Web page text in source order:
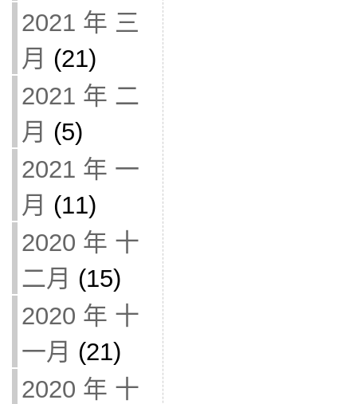
2021 年 三
月 (21)
2021 年 二
月 (5)
2021 年 一
月 (11)
2020 年 十
二月 (15)
2020 年 十
一月 (21)
2020 年 十